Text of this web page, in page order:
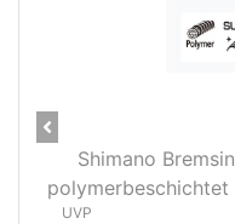
...
Previous